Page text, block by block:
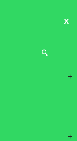
X
+
+